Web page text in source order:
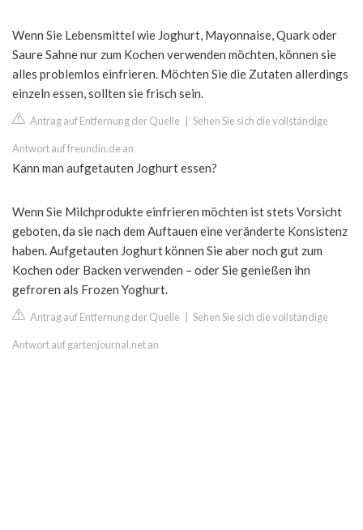
Wenn Sie Lebensmittel wie Joghurt, Mayonnaise, Quark oder
Saure Sahne nur zum Kochen verwenden möchten, können sie
alles problemlos einfrieren. Möchten Sie die Zutaten allerdings
einzeln essen, sollten sie frisch sein.
Antrag auf Entfernung der Quelle Sehen Sie sich die vollständige
Antwort auf freundin.de an
Kann man aufgetauten Joghurt essen?
Wenn Sie Milchprodukte einfrieren möchten ist stets Vorsicht
geboten, da sie nach dem Auftauen eine veränderte Konsistenz
haben. Aufgetauten Joghurt können Sie aber noch gut zum
Kochen oder Backen verwenden – oder Sie genießen ihn
gefroren als Frozen Yoghurt.
Antrag auf Entfernung der Quelle Sehen Sie sich die vollständige
Antwort auf gartenjournal.net an